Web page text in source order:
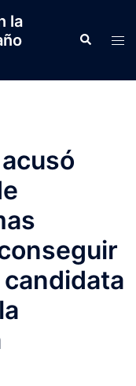
la
Search